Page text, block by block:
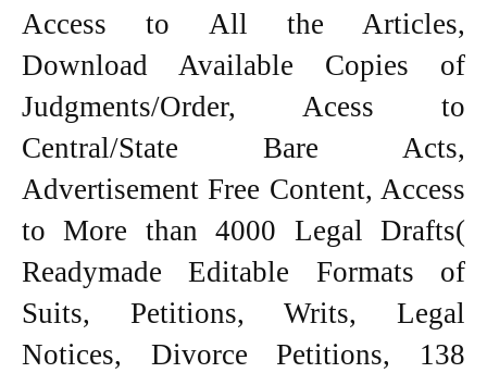
Access to All the Articles,
Download Available Copies of
Judgments/Order, Acess to
Central/State Bare Acts,
Advertisement Free Content, Access
to More than 4000 Legal Drafts(
Readymade Editable Formats of
Suits, Petitions, Writs, Legal
Notices, Divorce Petitions, 138